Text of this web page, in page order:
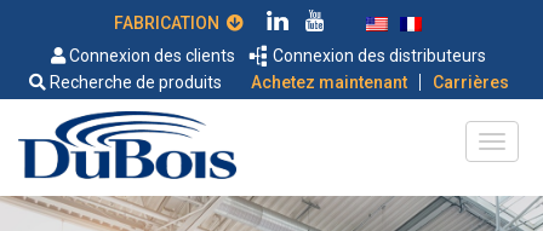
Connexion des clients
Connexion des distributeurs
Recherche de produits
Achetez maintenant | Carrières